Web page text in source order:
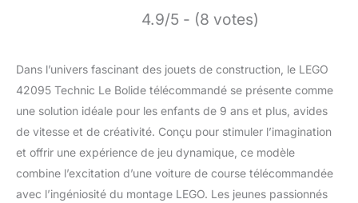
4.9/5 - (8 votes)
Dans l’univers fascinant des jouets de construction, le LEGO
42095 Technic Le Bolide télécommandé se présente comme
une solution idéale pour les enfants de 9 ans et plus, avides
de vitesse et de créativité. Conçu pour stimuler l’imagination
et offrir une expérience de jeu dynamique, ce modèle
combine l’excitation d’une voiture de course télécommandée
avec l’ingéniosité du montage LEGO. Les jeunes passionnés